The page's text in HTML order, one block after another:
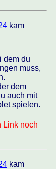
kam
dem du
muss,
dem
auch mit
spielen.
Link noch
kam